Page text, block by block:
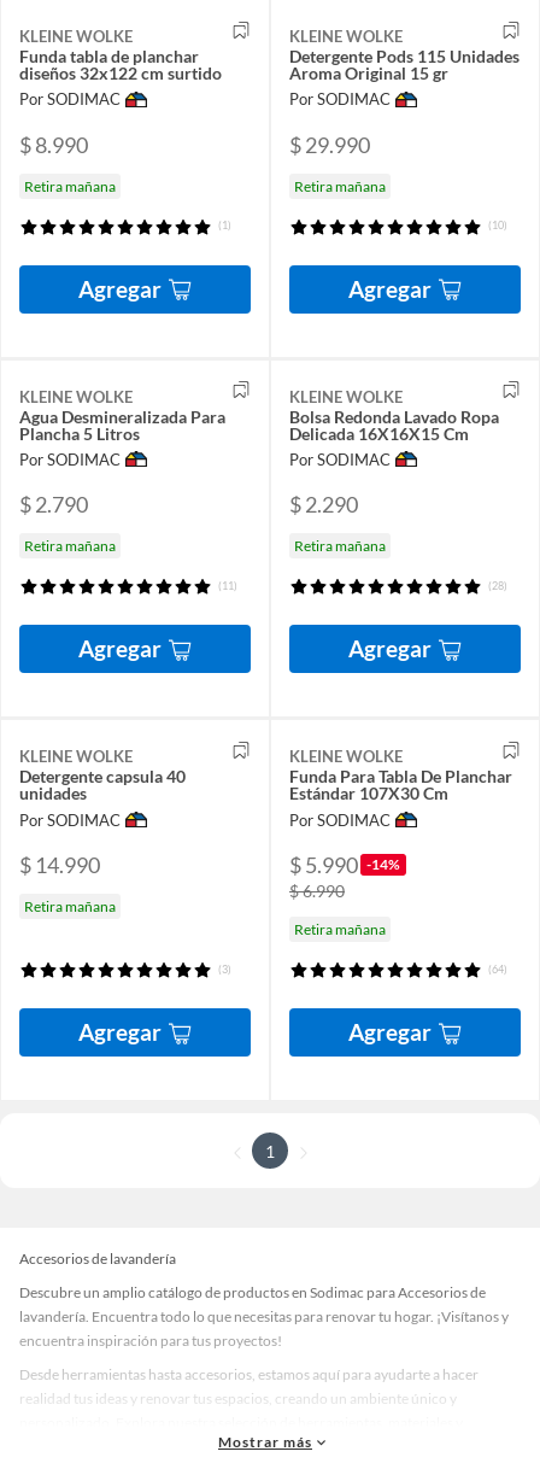
KLEINE WOLKE
Funda tabla de planchar
diseños 32x122 cm surtido
Por SODIMAC
$ 8.990
Retira mañana
(1)
Agregar
KLEINE WOLKE
Detergente Pods 115 Unidades
Aroma Original 15 gr
Por SODIMAC
$ 29.990
Retira mañana
(10)
Agregar
KLEINE WOLKE
Agua Desmineralizada Para
Plancha 5 Litros
Por SODIMAC
$ 2.790
Retira mañana
(11)
Agregar
KLEINE WOLKE
Bolsa Redonda Lavado Ropa
Delicada 16X16X15 Cm
Por SODIMAC
$ 2.290
Retira mañana
(28)
Agregar
KLEINE WOLKE
Detergente capsula 40
unidades
Por SODIMAC
$ 14.990
Retira mañana
(3)
Agregar
KLEINE WOLKE
Funda Para Tabla De Planchar
Estándar 107X30 Cm
Por SODIMAC
$ 5.990 -14%
$ 6.990
Retira mañana
(64)
Agregar
1
Accesorios de lavandería
Descubre un amplio catálogo de productos en Sodimac para Accesorios de
lavandería. Encuentra todo lo que necesitas para renovar tu hogar. ¡Visítanos y
encuentra inspiración para tus proyectos!
Desde herramientas hasta accesorios, estamos aquí para ayudarte a hacer
realidad tus ideas y renovar tus espacios, creando un ambiente único y
accesorios de calidad que te ayudarán a crear un espacio más tú.
Mostrar más